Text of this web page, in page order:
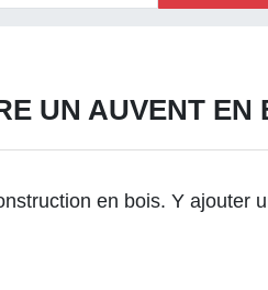
UN AUVENT EN
en bois. Y ajouter